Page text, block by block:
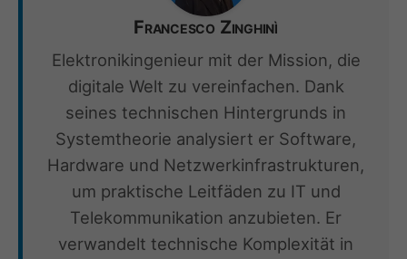
Francesco Zinghinì
Elektronikingenieur mit der Mission, die
digitale Welt zu vereinfachen. Dank
seines technischen Hintergrunds in
Systemtheorie analysiert er Software,
Hardware und Netzwerkinfrastrukturen,
um praktische Leitfäden zu IT und
Telekommunikation anzubieten. Er
verwandelt technische Komplexität in